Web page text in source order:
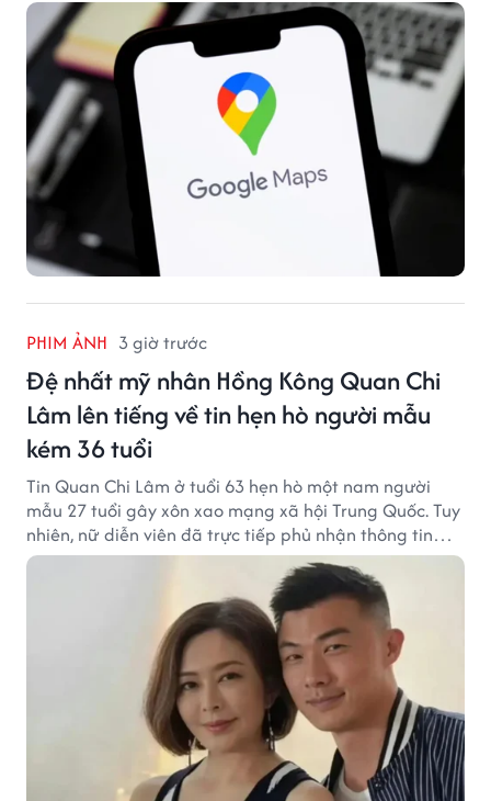
PHIM ẢNH 3 giờ trước
Đệ nhất mỹ nhân Hồng Kông Quan Chi
Lâm lên tiếng về tin hẹn hò người mẫu
kém 36 tuổi
Tin Quan Chi Lâm ở tuổi 63 hẹn hò một nam người
mẫu 27 tuổi gây xôn xao mạng xã hội Trung Quốc. Tuy
nhiên, nữ diễn viên đã trực tiếp phủ nhận thông tin
này.